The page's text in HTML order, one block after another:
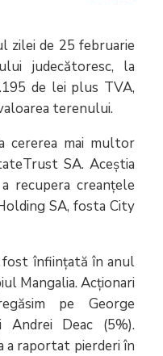
zilei de 25 februarie
judecătoresc, la
de lei plus TVA,
terenului.
cererea mai multor
SA. Aceștia
recupera creanțele
SA, fosta City
fost înființată în anul
Mangalia. Acționari
pe George
Andrei Deac (5%).
a raportat pierderi în